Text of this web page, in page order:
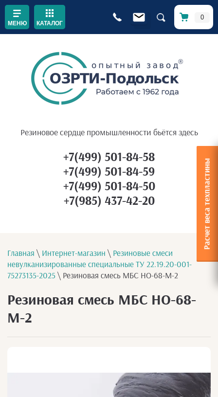
0
КАТАЛОГ
Расчет веса техпластины
Резиновое сердце промышленности бьётся здесь
+7(499) 501-84-58
+7(499) 501-84-59
+7(499) 501-84-50
+7(985) 437-42-20
Главная \ Интернет-магазин \ Резиновые смеси
невулканизированные специальные ТУ 22.19.20-001-
75273135-2025 \ Резиновая смесь МБС НО-68-М-2
Резиновая смесь МБС НО-68-
М-2